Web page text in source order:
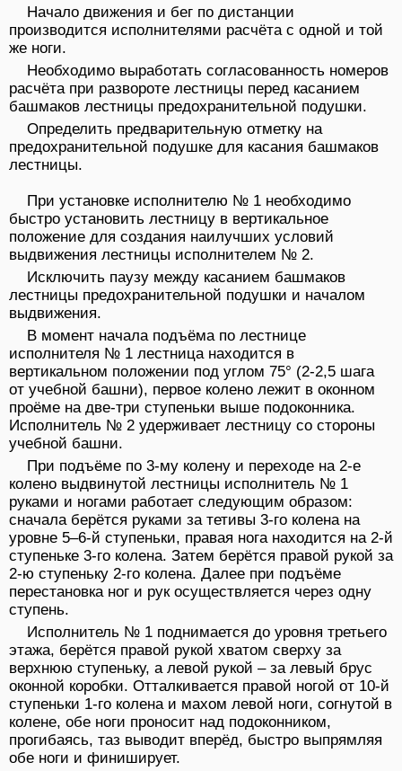
Начало движения и бег по дистанции
производится исполнителями расчёта с одной и той
же ноги.
Необходимо выработать согласованность номеров
расчёта при развороте лестницы перед касанием
башмаков лестницы предохранительной подушки.
Определить предварительную отметку на
предохранительной подушке для касания башмаков
лестницы.
При установке исполнителю № 1 необходимо
быстро установить лестницу в вертикальное
положение для создания наилучших условий
выдвижения лестницы исполнителем № 2.
Исключить паузу между касанием башмаков
лестницы предохранительной подушки и началом
выдвижения.
В момент начала подъёма по лестнице
исполнителя № 1 лестница находится в
вертикальном положении под углом 75° (2-2,5 шага
от учебной башни), первое колено лежит в оконном
проёме на две-три ступеньки выше подоконника.
Исполнитель № 2 удерживает лестницу со стороны
учебной башни.
При подъёме по 3-му колену и переходе на 2-е
колено выдвинутой лестницы исполнитель № 1
руками и ногами работает следующим образом:
сначала берётся руками за тетивы 3-го колена на
уровне 5–6-й ступеньки, правая нога находится на 2-й
ступеньке 3-го колена. Затем берётся правой рукой за
2-ю ступеньку 2-го колена. Далее при подъёме
перестановка ног и рук осуществляется через одну
ступень.
Исполнитель № 1 поднимается до уровня третьего
этажа, берётся правой рукой хватом сверху за
верхнюю ступеньку, а левой рукой – за левый брус
оконной коробки. Отталкивается правой ногой от 10-й
ступеньки 1-го колена и махом левой ноги, согнутой в
колене, обе ноги проносит над подоконником,
прогибаясь, таз выводит вперёд, быстро выпрямляя
обе ноги и финиширует.